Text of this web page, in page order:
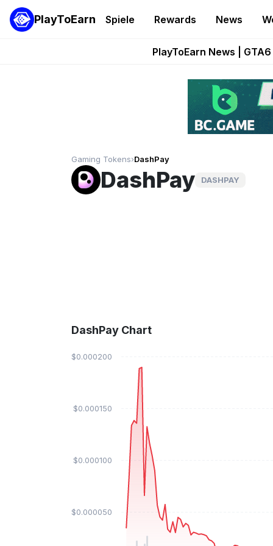
PlayToEarn Spiele Rewards News
PlayToEarn News |
Pixie Chess
Step App
Gaming Tokens›DashPay
DashPay DASHPAY
DashPay Chart
$0.000050
$0.000100
$0.000150
$0.000200